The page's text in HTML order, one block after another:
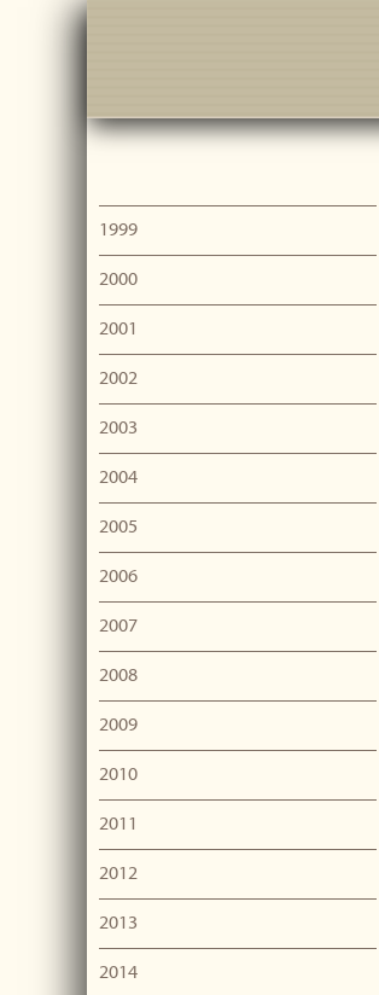
1999
2000
2001
2002
2003
2004
2005
2006
2007
2008
2009
2010
2011
2012
2013
2014